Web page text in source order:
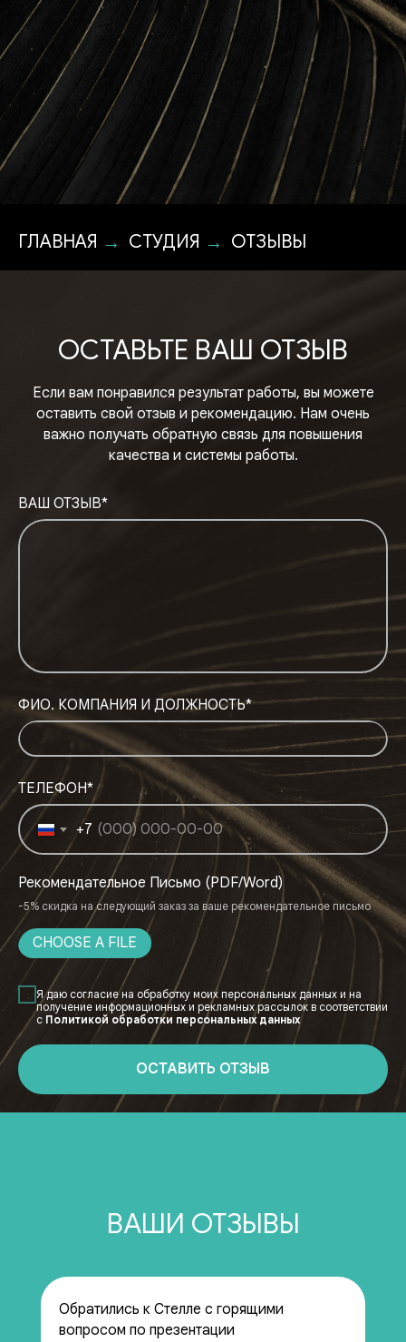
ГЛАВНАЯ → СТУДИЯ → ОТЗЫВЫ
ОСТАВЬТЕ ВАШ ОТЗЫВ
Если вам понравился результат работы, вы можете
оставить свой отзыв и рекомендацию. Нам очень
важно получать обратную связь для повышения
качества и системы работы.
ВАШ ОТЗЫВ*
ФИО. КОМПАНИЯ И ДОЛЖНОСТЬ*
ТЕЛЕФОН*
+7
Рекомендательное Письмо (PDF/Word)
-5% скидка на следующий заказ за ваше рекомендательное письмо
CHOOSE A FILE
Я даю согласие на обработку моих персональных данных и на
получение информационных и рекламных рассылок в соответствии
с Политикой обработки персональных данных
ОСТАВИТЬ ОТЗЫВ
ВАШИ ОТЗЫВЫ
Обратились к Стелле с горящими
вопросом по презентации